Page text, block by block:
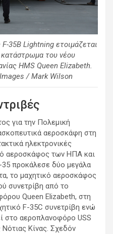
35B Lightning ετοιμάζεται
του νέου
HMS Queen Elizabeth.
/ Mark Wilson
για την Πολεμική
αεροσκάφη στη
ηλεκτρονικές
αεροσκάφος των ΗΠΑ και
προκάλεσε δύο μεγάλα
το μαχητικό αεροσκάφος
συνετρίβη από το
Queen Elizabeth, στη
F-35C συνετρίβη ενώ
στο αεροπλανοφόρο USS
Κίνας. Σχεδόν